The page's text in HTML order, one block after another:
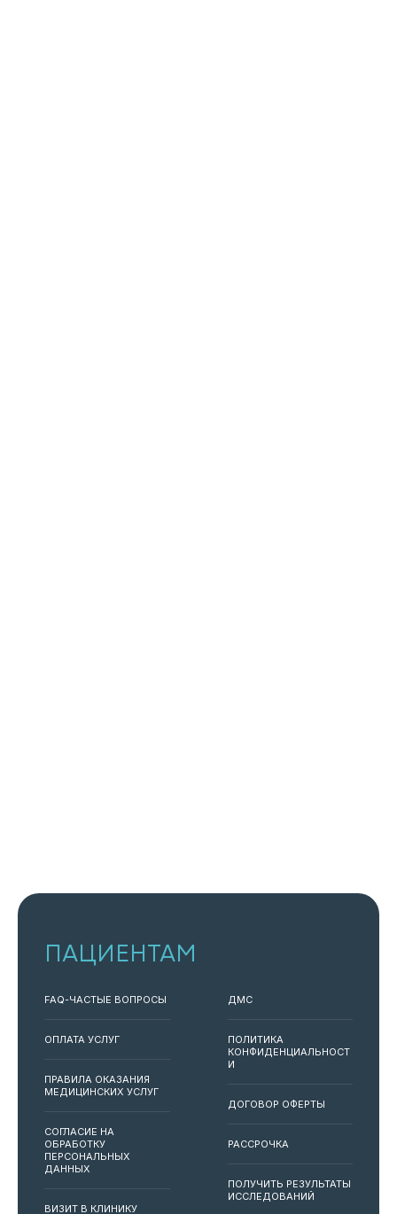
ПАЦИЕНТАМ
FAQ-ЧАСТЫЕ ВОПРОСЫ
ОПЛАТА УСЛУГ
ПРАВИЛА ОКАЗАНИЯ
МЕДИЦИНСКИХ УСЛУГ
СОГЛАСИЕ НА
ОБРАБОТКУ
ПЕРСОНАЛЬНЫХ
ДАННЫХ
ВИЗИТ В КЛИНИКУ
ДМС
ПОЛИТИКА
КОНФИДЕНЦИАЛЬНОСТ
И
ДОГОВОР ОФЕРТЫ
РАССРОЧКА
ПОЛУЧИТЬ РЕЗУЛЬТАТЫ
ИССЛЕДОВАНИЙ